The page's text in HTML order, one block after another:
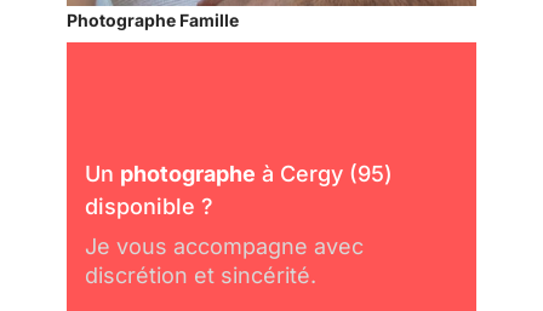
Photographe Famille
Un photographe à Cergy (95)
disponible ?
Je vous accompagne avec
discrétion et sincérité.